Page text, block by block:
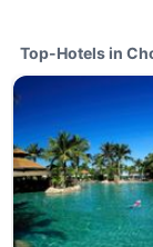
Top-Hotels in